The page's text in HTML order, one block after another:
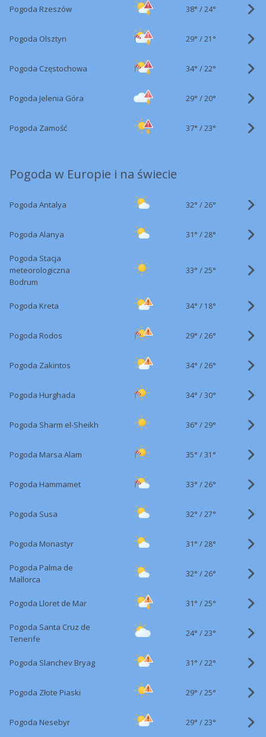
Pogoda Rzeszów 38° /24°
Pogoda Olsztyn 29° /21°
Pogoda Częstochowa 34° /22°
Pogoda Jelenia Góra 29° /20°
Pogoda Zamość 37° /23°
Pogoda w Europie i na świecie
Pogoda Antalya 32° /26°
Pogoda Alanya 31° /28°
Pogoda Stacja
meteorologiczna
Bodrum
33° /25°
Pogoda Kreta 34° / 18°
Pogoda Rodos 29° /26°
Pogoda Zakintos 34° /26°
Pogoda Hurghada 34° /30°
Pogoda Sharm el-Sheikh 36° /29°
Pogoda Marsa Alam 35° /31°
Pogoda Hammamet 33° /26°
Pogoda Susa 32° /27°
Pogoda Monastyr 31° /28°
Pogoda Palma de
Mallorca
32° /26°
Pogoda Lloret de Mar 31° /25°
Pogoda Santa Cruz de
Tenerife
24° /23°
Pogoda Slanchev Bryag 31° /22°
Pogoda Złote Piaski 29° /25°
Pogoda Nesebyr 29° /23°